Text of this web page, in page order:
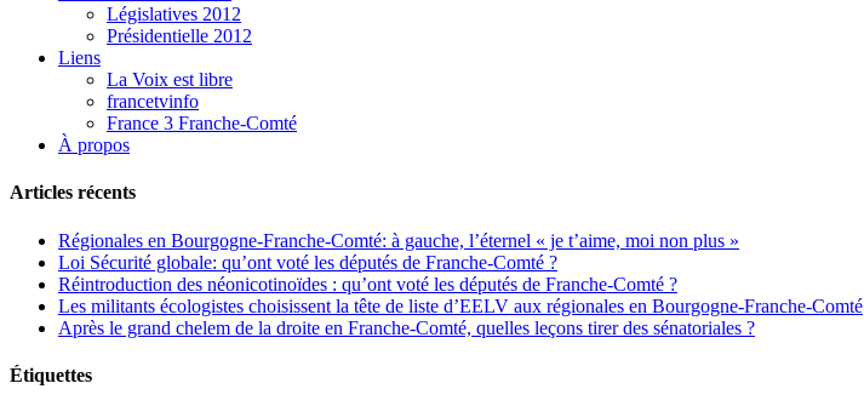
Législatives 2012
Présidentielle 2012
Liens
La Voix est libre
francetvinfo
France 3 Franche-Comté
À propos
Articles récents
Régionales en Bourgogne-Franche-Comté: à gauche, l’éternel « je t’aime, moi non plus »
Loi Sécurité globale: qu’ont voté les députés de Franche-Comté ?
Réintroduction des néonicotinoïdes : qu’ont voté les députés de Franche-Comté ?
Les militants écologistes choisissent la tête de liste d’EELV aux régionales en Bourgogne-Franche-Comté
Après le grand chelem de la droite en Franche-Comté, quelles leçons tirer des sénatoriales ?
Étiquettes